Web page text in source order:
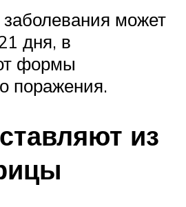
может
дня, в
формы
поражения.
из